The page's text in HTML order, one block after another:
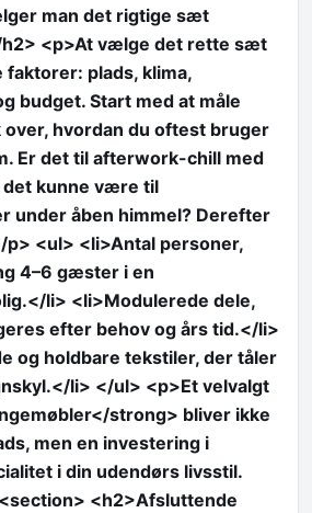
man det rigtige sæt
<p>At vælge det rette sæt
plads, klima,
budget. Start med at måle
hvordan du oftest bruger
Er det til afterwork-chill med
det kunne være til
under åben himmel? Derefter
p> <ul> <li>Antal personer,
4–6 gæster i en
li> <li>Modulerede dele,
efter behov og års tid.</li>
og holdbare tekstiler, der tåler
li> </ul> <p>Et velvalgt
strong> bliver ikke
men en investering i
i din udendørs livsstil.
<h2>Afsluttende